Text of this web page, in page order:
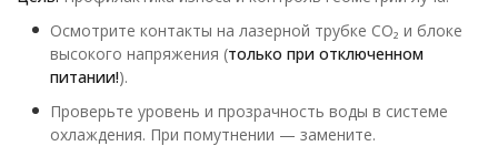
Осмотрите контакты на лазерной трубке CO₂ и блоке
высокого напряжения (только при отключенном
питании!).
Проверьте уровень и прозрачность воды в системе
охлаждения. При помутнении — замените.